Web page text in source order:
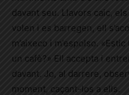
davant seu. Llavors caic,
volen i es barregen, ell
m’aixeco i m’espolso.
un cafè?» Ell accepta i
davant. Jo, al darrere,
moment, caçant-los a ells.